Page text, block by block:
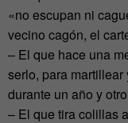
«no escupan ni
vecino cagón, el
– El que hace una
serlo, para martillear
durante un año y
– El que tira colillas